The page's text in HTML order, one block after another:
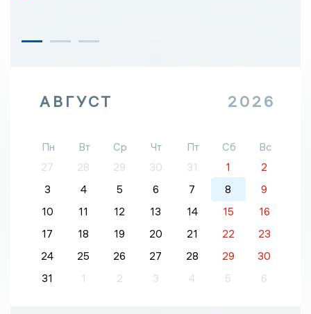
АВГУСТ 2026
Пн Вт Ср Чт Пт Сб
Вс
27
28 29 30 31 1
2
3
4 5 6 7 8
9
10
11 12 13 14 15
16
17
18 19 20 21 22
23
24
25 26 27 28 29
30
31
1 2 3 4 5 6